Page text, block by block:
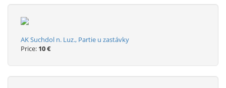
AK Suchdol n. Luz., Partie u zastávky
Price: 10 €